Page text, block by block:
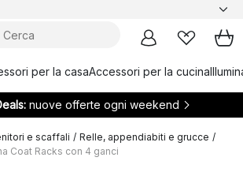
per la casaAccessori per la cucina
nuove offerte ogni weekend
e scaffali / Relle, appendiabiti e grucce /
Coat Racks con 4 ganci